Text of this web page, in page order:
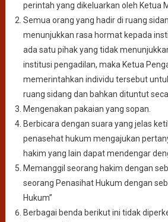
perintah yang dikeluarkan oleh Ketua
Semua orang yang hadir di ruang
menunjukkan rasa hormat kepada
ada satu pihak yang tidak
institusi pengadilan, maka Ketua
memerintahkan individu tersebut
ruang sidang dan bahkan dituntut
Mengenakan pakaian yang sopan.
Berbicara dengan suara yang jelas
penasehat hukum mengajukan
hakim yang lain dapat mendengar
Memanggil seorang hakim dengan
seorang Penasihat Hukum dengan
Hukum”
Berbagai benda berikut ini tidak